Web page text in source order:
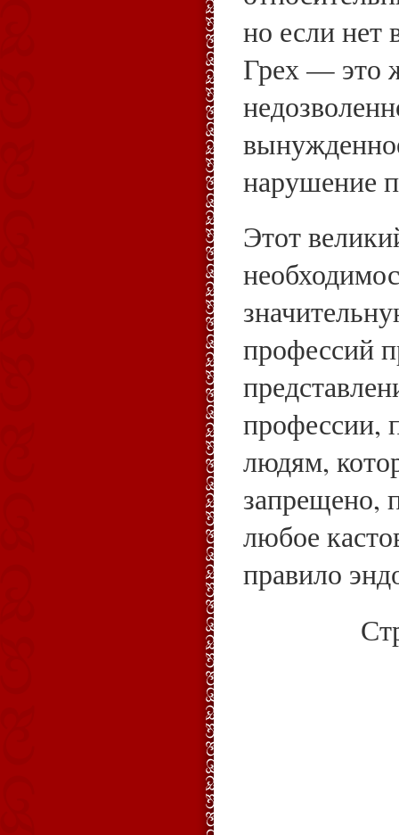
но если нет
Грех — это
нарушение
Этот
профессий
профессии,
людям,
запрещено,
любое
правило